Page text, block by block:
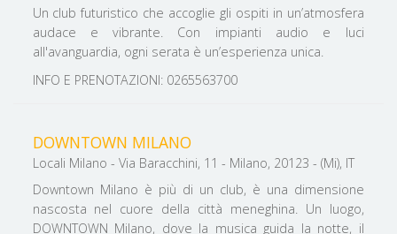
Un club futuristico che accoglie gli ospiti in un’atmosfera
audace e vibrante. Con impianti audio e luci
all'avanguardia, ogni serata è un’esperienza unica.
INFO E PRENOTAZIONI: 0265563700
DOWNTOWN MILANO
Locali Milano - Via Baracchini, 11 - Milano, 20123 - (Mi), IT
Downtown Milano è più di un club, è una dimensione
nascosta nel cuore della città meneghina. Un luogo,
DOWNTOWN Milano, dove la musica guida la notte, il